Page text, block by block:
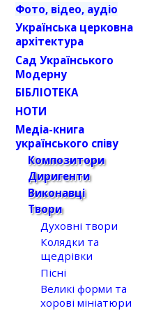
Фото, відео, аудіо
Українська церковна
архітектура
Сад Українського
Модерну
БІБЛІОТЕКА
НОТИ
Медіа-книга
українського співу
Композитори
Диригенти
Виконавці
Твори
Духовні твори
Колядки та
щедрівки
Пісні
Великі форми та
хорові мініатюри